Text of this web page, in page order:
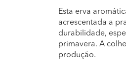
Esta erva
acrescentada a
durabilidade,
primavera. A
produção.